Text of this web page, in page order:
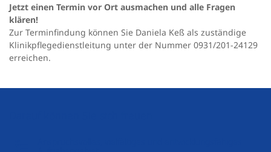
Jetzt einen Termin vor Ort ausmachen und alle Fragen
klären!
Zur Terminfindung können Sie Daniela Keß als zuständige
Klinikpflegedienstleitung unter der Nummer 0931/201-24129
erreichen.